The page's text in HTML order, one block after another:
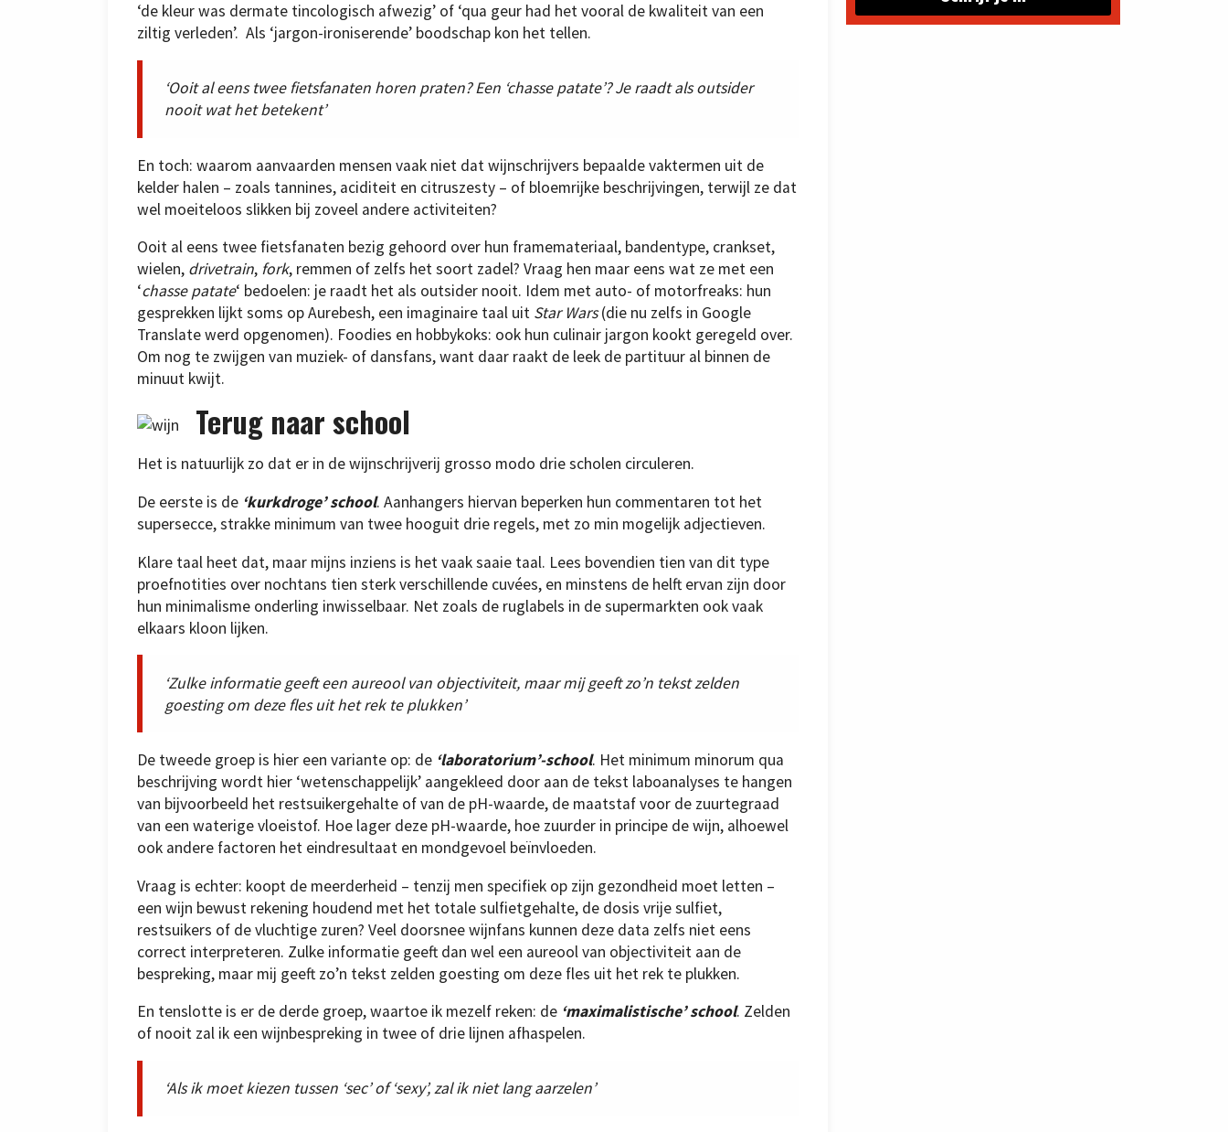
‘de kleur was dermate tincologisch afwezig’ of ‘qua geur had het vooral de kwaliteit van een
ziltig verleden’. Als ‘jargon-ironiserende’ boodschap kon het tellen.
‘Ooit al eens twee fietsfanaten horen praten? Een ‘chasse patate’? Je raadt als outsider
nooit wat het betekent’
En toch: waarom aanvaarden mensen vaak niet dat wijnschrijvers bepaalde vaktermen uit de
kelder halen – zoals tannines, aciditeit en citruszesty – of bloemrijke beschrijvingen, terwijl ze dat
wel moeiteloos slikken bij zoveel andere activiteiten?
Ooit al eens twee fietsfanaten bezig gehoord over hun framemateriaal, bandentype, crankset,
wielen, drivetrain, fork, remmen of zelfs het soort zadel? Vraag hen maar eens wat ze met een
‘chasse patate‘ bedoelen: je raadt het als outsider nooit. Idem met auto- of motorfreaks: hun
gesprekken lijkt soms op Aurebesh, een imaginaire taal uit Star Wars(die nu zelfs in Google
Translate werd opgenomen). Foodies en hobbykoks: ook hun culinair jargon kookt geregeld over.
Om nog te zwijgen van muziek- of dansfans, want daar raakt de leek de partituur al binnen de
minuut kwijt.
Terug naar school
Het is natuurlijk zo dat er in de wijnschrijverij grosso modo drie scholen circuleren.
De eerste is de ‘kurkdroge’ school. Aanhangers hiervan beperken hun commentaren tot het
supersecce, strakke minimum van twee hooguit drie regels, met zo min mogelijk adjectieven.
Klare taal heet dat, maar mijns inziens is het vaak saaie taal. Lees bovendien tien van dit type
proefnotities over nochtans tien sterk verschillende cuvées, en minstens de helft ervan zijn door
hun minimalisme onderling inwisselbaar. Net zoals de ruglabels in de supermarkten ook vaak
elkaars kloon lijken.
‘Zulke informatie geeft een aureool van objectiviteit, maar mij geeft zo’n tekst zelden
goesting om deze fles uit het rek te plukken’
De tweede groep is hier een variante op: de ‘laboratorium’-school. Het minimum minorum qua
beschrijving wordt hier ‘wetenschappelijk’ aangekleed door aan de tekst laboanalyses te hangen
van bijvoorbeeld het restsuikergehalte of van de pH-waarde, de maatstaf voor de zuurtegraad
van een waterige vloeistof. Hoe lager deze pH-waarde, hoe zuurder in principe de wijn, alhoewel
ook andere factoren het eindresultaat en mondgevoel beïnvloeden.
Vraag is echter: koopt de meerderheid – tenzij men specifiek op zijn gezondheid moet letten –
een wijn bewust rekening houdend met het totale sulfietgehalte, de dosis vrije sulfiet,
restsuikers of de vluchtige zuren? Veel doorsnee wijnfans kunnen deze data zelfs niet eens
correct interpreteren. Zulke informatie geeft dan wel een aureool van objectiviteit aan de
bespreking, maar mij geeft zo’n tekst zelden goesting om deze fles uit het rek te plukken.
En tenslotte is er de derde groep, waartoe ik mezelf reken: de ‘maximalistische’ school. Zelden
of nooit zal ik een wijnbespreking in twee of drie lijnen afhaspelen.
‘Als ik moet kiezen tussen ‘sec’ of ‘sexy’, zal ik niet lang aarzelen’